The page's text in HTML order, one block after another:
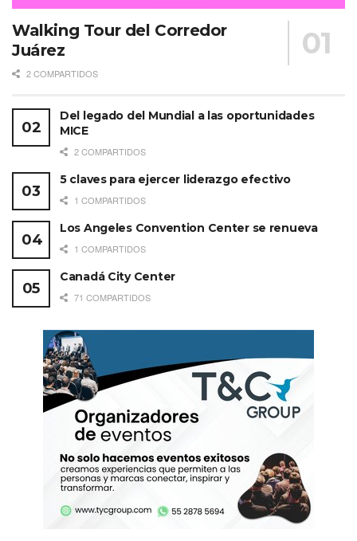
Walking Tour del Corredor
Juárez
2 COMPARTIDOS
Del legado del Mundial a las oportunidades
MICE
2 COMPARTIDOS
5 claves para ejercer liderazgo efectivo
1 COMPARTIDOS
Los Angeles Convention Center se renueva
1 COMPARTIDOS
Canadá City Center
71 COMPARTIDOS